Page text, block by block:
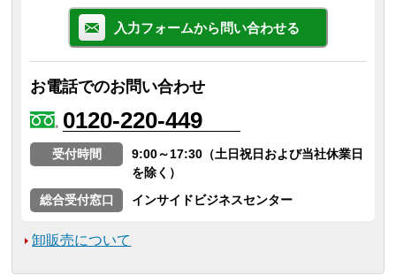
入力フォームから問い合わせる
お電話でのお問い合わせ
0120-220-449
受付時間
9:00～17:30（土日祝日および当社休業日
を除く）
総合受付窓口
インサイドビジネスセンター
卸販売について